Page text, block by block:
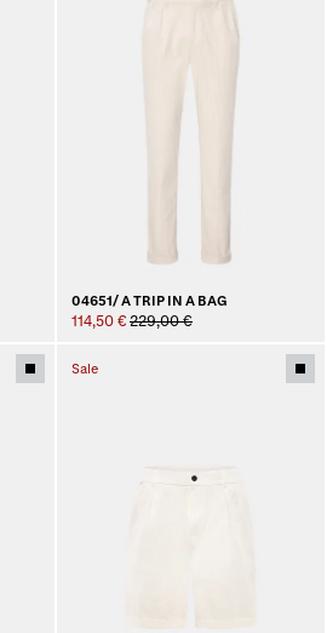
04651/ A TRIP IN A BAG
114,50 € 229,00 €
Sale